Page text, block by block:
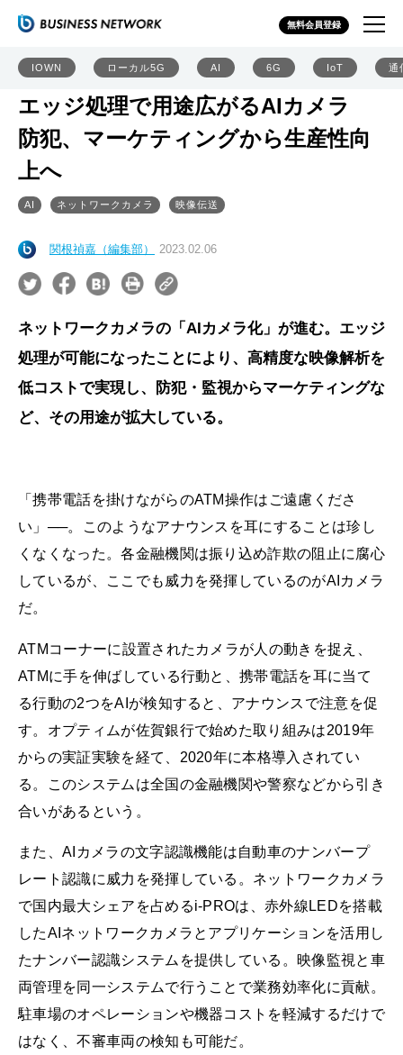
無料会員登録
IOWN ローカル5G AI 6G IoT 通
エッジ処理で用途広がるAIカメラ
防犯、マーケティングから生産性向
上へ
AI ネットワークカメラ 映像伝送
関根禎嘉（編集部） 2023.02.06
ネットワークカメラの「AIカメラ化」が進む。エッジ
処理が可能になったことにより、高精度な映像解析を
低コストで実現し、防犯・監視からマーケティングな
ど、その用途が拡大している。
「携帯電話を掛けながらのATM操作はご遠慮くださ
い」──。このようなアナウンスを耳にすることは珍し
くなくなった。各金融機関は振り込め詐欺の阻止に腐心
しているが、ここでも威力を発揮しているのがAIカメラ
だ。
ATMコーナーに設置されたカメラが人の動きを捉え、
ATMに手を伸ばしている行動と、携帯電話を耳に当て
る行動の2つをAIが検知すると、アナウンスで注意を促
す。オプティムが佐賀銀行で始めた取り組みは2019年
からの実証実験を経て、2020年に本格導入されてい
る。このシステムは全国の金融機関や警察などから引き
合いがあるという。
また、AIカメラの文字認識機能は自動車のナンバープ
レート認識に威力を発揮している。ネットワークカメラ
で国内最大シェアを占めるi-PROは、赤外線LEDを搭載
したAIネットワークカメラとアプリケーションを活用し
たナンバー認識システムを提供している。映像監視と車
両管理を同一システムで行うことで業務効率化に貢献。
駐車場のオペレーションや機器コストを軽減するだけで
はなく、不審車両の検知も可能だ。